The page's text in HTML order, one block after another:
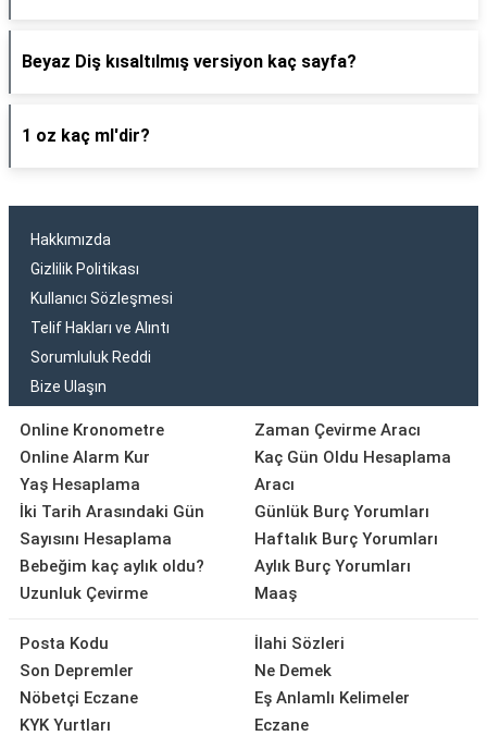
Beyaz Diş kısaltılmış versiyon kaç sayfa?
1 oz kaç ml'dir?
Hakkımızda
Gizlilik Politikası
Kullanıcı Sözleşmesi
Telif Hakları ve Alıntı
Sorumluluk Reddi
Bize Ulaşın
Online Kronometre
Online Alarm Kur
Yaş Hesaplama
İki Tarih Arasındaki Gün
Sayısını Hesaplama
Bebeğim kaç aylık oldu?
Uzunluk Çevirme
Zaman Çevirme Aracı
Kaç Gün Oldu Hesaplama
Aracı
Günlük Burç Yorumları
Haftalık Burç Yorumları
Aylık Burç Yorumları
Maaş
Posta Kodu
Son Depremler
Nöbetçi Eczane
KYK Yurtları
İlahi Sözleri
Ne Demek
Eş Anlamlı Kelimeler
Eczane